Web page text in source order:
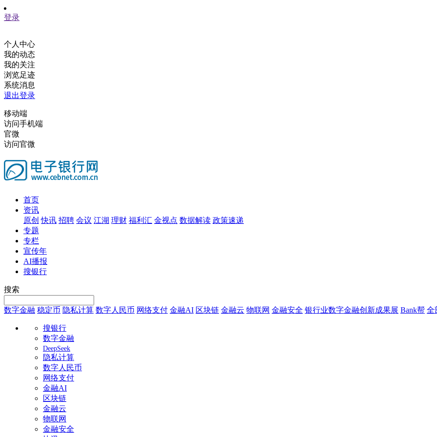
登录
个人中心
我的动态
我的关注
浏览足迹
系统消息
退出登录
移动端
访问手机端
官微
访问官微
首页
资讯
原创 快讯 招聘 会议 江湖 理财 福利汇 金视点 数据解读 政策速递
专题
专栏
宣传年
AI播报
搜银行
搜索
数字金融 稳定币 隐私计算 数字人民币 网络支付 金融AI 区块链 金融云 物联网 金融安全 银行业数字金融创新成果展 Bank帮 全
搜银行
数字金融
DeepSeek
隐私计算
数字人民币
网络支付
金融AI
区块链
金融云
物联网
金融安全